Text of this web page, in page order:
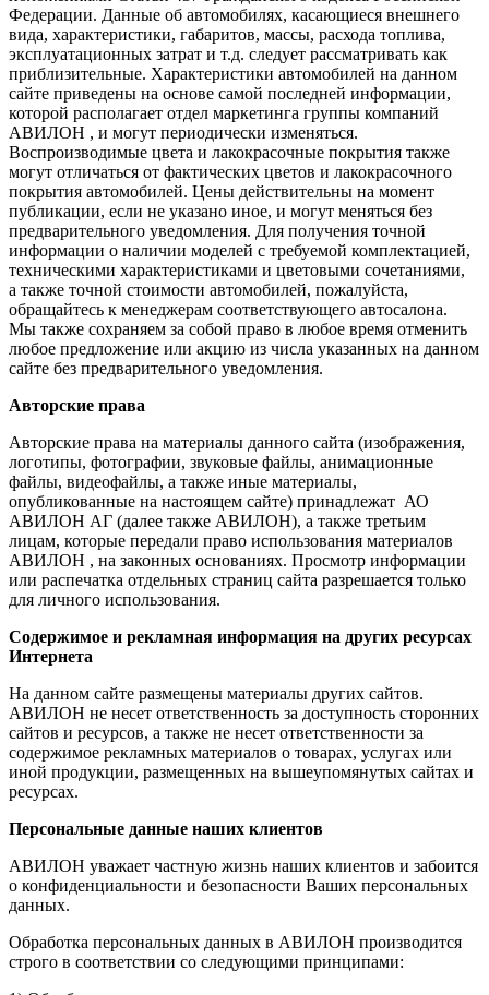
Федерации. Данные об автомобилях, касающиеся внешнего
вида, характеристики, габаритов, массы, расхода топлива,
эксплуатационных затрат и т.д. следует рассматривать как
приблизительные. Характеристики автомобилей на данном
сайте приведены на основе самой последней информации,
которой располагает отдел маркетинга группы компаний
АВИЛОН , и могут периодически изменяться.
Воспроизводимые цвета и лакокрасочные покрытия также
могут отличаться от фактических цветов и лакокрасочного
покрытия автомобилей. Цены действительны на момент
публикации, если не указано иное, и могут меняться без
предварительного уведомления. Для получения точной
информации о наличии моделей с требуемой комплектацией,
техническими характеристиками и цветовыми сочетаниями,
а также точной стоимости автомобилей, пожалуйста,
обращайтесь к менеджерам соответствующего автосалона.
Мы также сохраняем за собой право в любое время отменить
любое предложение или акцию из числа указанных на данном
сайте без предварительного уведомления.
Авторские права
Авторские права на материалы данного сайта (изображения,
логотипы, фотографии, звуковые файлы, анимационные
файлы, видеофайлы, а также иные материалы,
опубликованные на настоящем сайте) принадлежат АО
АВИЛОН АГ (далее также АВИЛОН), а также третьим
лицам, которые передали право использования материалов
АВИЛОН , на законных основаниях. Просмотр информации
или распечатка отдельных страниц сайта разрешается только
для личного использования.
Содержимое и рекламная информация на других ресурсах
Интернета
На данном сайте размещены материалы других сайтов.
АВИЛОН не несет ответственность за доступность сторонних
сайтов и ресурсов, а также не несет ответственности за
содержимое рекламных материалов о товарах, услугах или
иной продукции, размещенных на вышеупомянутых сайтах и
ресурсах.
Персональные данные наших клиентов
АВИЛОН уважает частную жизнь наших клиентов и забоится
о конфиденциальности и безопасности Ваших персональных
данных.
Обработка персональных данных в АВИЛОН производится
строго в соответствии со следующими принципами: